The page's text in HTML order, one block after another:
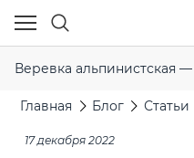
Веревка альпинистская
Главная Блог Статьи
17 декабря 2022